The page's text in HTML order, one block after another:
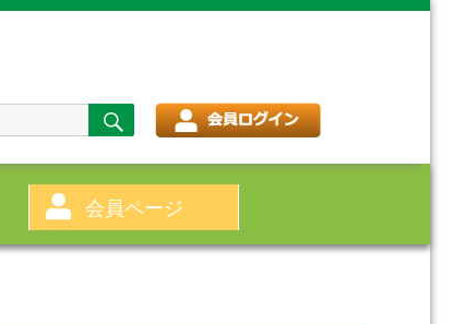
検
索
会員ページ